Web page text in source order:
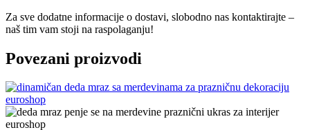
Za sve dodatne informacije o dostavi, slobodno nas kontaktirajte –
naš tim vam stoji na raspolaganju!
Povezani proizvodi